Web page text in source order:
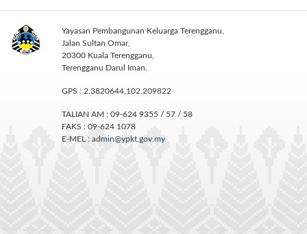
Yayasan Pembangunan Keluarga Terengganu,
Jalan Sultan Omar,
20300 Kuala Terengganu,
Terengganu Darul Iman.
GPS : 2.3820644,102.209822
TALIAN AM : 09-624 9355 / 57 / 58
FAKS : 09-624 1078
E-MEL : admin@ypkt.gov.my